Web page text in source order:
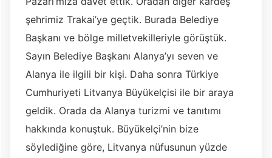
şehrimiz Trakai’ye geçtik. Burada Belediye
Başkanı ve bölge milletvekilleriyle görüştük.
Sayın Belediye Başkanı Alanya’yı seven ve
Alanya ile ilgili bir kişi. Daha sonra Türkiye
Cumhuriyeti Litvanya Büyükelçisi ile bir araya
geldik. Orada da Alanya turizmi ve tanıtımı
hakkında konuştuk. Büyükelçi’nin bize
söylediğine göre, Litvanya nüfusunun yüzde